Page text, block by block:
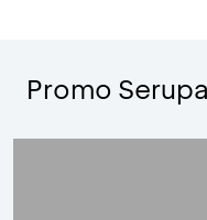
Promo Serupa